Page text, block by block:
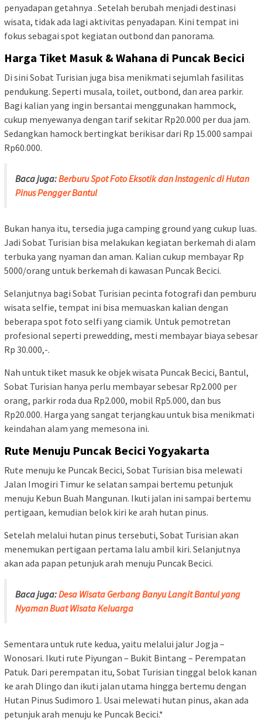
penyadapan getahnya . Setelah berubah menjadi destinasi
wisata, tidak ada lagi aktivitas penyadapan. Kini tempat ini
fokus sebagai spot kegiatan outbond dan panorama.
Harga Tiket Masuk & Wahana di Puncak Becici
Di sini Sobat Turisian juga bisa menikmati sejumlah fasilitas
pendukung. Seperti musala, toilet, outbond, dan area parkir.
Bagi kalian yang ingin bersantai menggunakan hammock,
cukup menyewanya dengan tarif sekitar Rp20.000 per dua jam.
Sedangkan hamock bertingkat berikisar dari Rp 15.000 sampai
Rp60.000.
Baca juga:Berburu Spot Foto Eksotik dan Instagenic di Hutan
Pinus Pengger Bantul
Bukan hanya itu, tersedia juga camping ground yang cukup luas.
Jadi Sobat Turisian bisa melakukan kegiatan berkemah di alam
terbuka yang nyaman dan aman. Kalian cukup membayar Rp
5000/orang untuk berkemah di kawasan Puncak Becici.
Selanjutnya bagi Sobat Turisian pecinta fotografi dan pemburu
wisata selfie, tempat ini bisa memuaskan kalian dengan
beberapa spot foto selfi yang ciamik. Untuk pemotretan
profesional seperti prewedding, mesti membayar biaya sebesar
Rp 30.000,-.
Nah untuk tiket masuk ke objek wisata Puncak Becici, Bantul,
Sobat Turisian hanya perlu membayar sebesar Rp2.000 per
orang, parkir roda dua Rp2.000, mobil Rp5.000, dan bus
Rp20.000. Harga yang sangat terjangkau untuk bisa menikmati
keindahan alam yang memesona ini.
Rute Menuju Puncak Becici Yogyakarta
Rute menuju ke Puncak Becici, Sobat Turisian bisa melewati
Jalan Imogiri Timur ke selatan sampai bertemu petunjuk
menuju Kebun Buah Mangunan. Ikuti jalan ini sampai bertemu
pertigaan, kemudian belok kiri ke arah hutan pinus.
Setelah melalui hutan pinus tersebuti, Sobat Turisian akan
menemukan pertigaan pertama lalu ambil kiri. Selanjutnya
akan ada papan petunjuk arah menuju Puncak Becici.
Baca juga:Desa Wisata Gerbang Banyu Langit Bantul yang
Nyaman Buat Wisata Keluarga
Sementara untuk rute kedua, yaitu melalui jalur Jogja –
Wonosari. Ikuti rute Piyungan – Bukit Bintang – Perempatan
Patuk. Dari perempatan itu, Sobat Turisian tinggal belok kanan
ke arah Dlingo dan ikuti jalan utama hingga bertemu dengan
Hutan Pinus Sudimoro 1. Usai melewati hutan pinus, akan ada
petunjuk arah menuju ke Puncak Becici.*